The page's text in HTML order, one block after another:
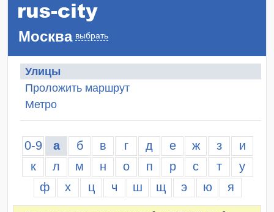
Москва выбрать
Улицы
Проложить маршрут
Метро
0-9 а б в г д е ж з
и
к
л м н о п р с т
у
ф
х ц ч ш щ э ю я